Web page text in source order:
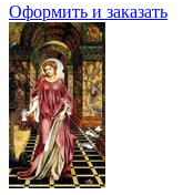
Оформить и заказать